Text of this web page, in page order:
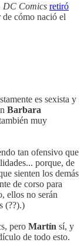
DC Comics retiró
cómo nació el
es sexista y
Barbara
muy
tan ofensivo que
porque, de
sienten los demás
de corso para
ellos no serán
(??).)
pero Martín sí, y
de todo esto.